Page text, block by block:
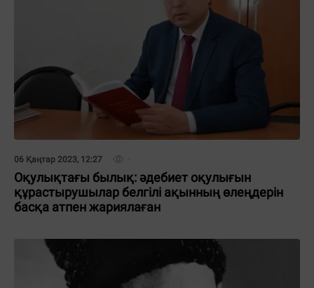
06 Қаңтар 2023, 12:27
Оқулықтағы былық: әдебиет оқулығын
құрастырушылар белгілі ақынның өлеңдерін
басқа атпен жариялаған